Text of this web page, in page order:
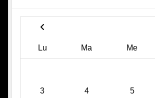
Lu Ma Me
3 4 5